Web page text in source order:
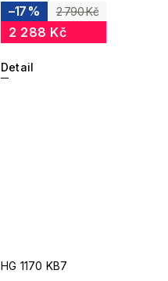
2 790 Kč
–17 %
2 288 Kč
Detail
HG 1170 KB7